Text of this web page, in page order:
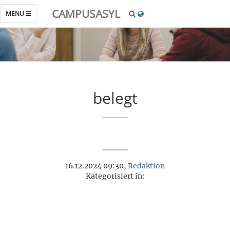
TOGGLE
NAVIGATION
MENU CAMPUSASYL
belegt
16.12.2024 09:30, Redaktion
Kategorisiert in: